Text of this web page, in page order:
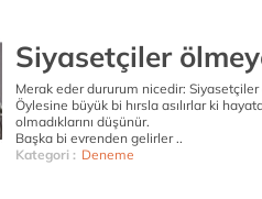
Siyasetçiler
Merak eder dururum nicedir:
Öylesine büyük bi hırsla asılırlar ki
olmadıklarını düşünür.
Başka bi evrenden gelirler ..
Kategori : Deneme